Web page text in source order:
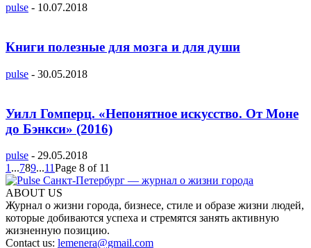
pulse - 10.07.2018
Книги полезные для мозга и для души
pulse - 30.05.2018
Уилл Гомперц. «Непонятное искусство. От Моне
до Бэнкси» (2016)
pulse - 29.05.2018
1 ...789...11Page 8 of 11
ABOUT US
Журнал о жизни города, бизнесе, стиле и образе жизни людей,
которые добиваются успеха и стремятся занять активную
жизненную позицию.
Contact us: lemenera@gmail.com